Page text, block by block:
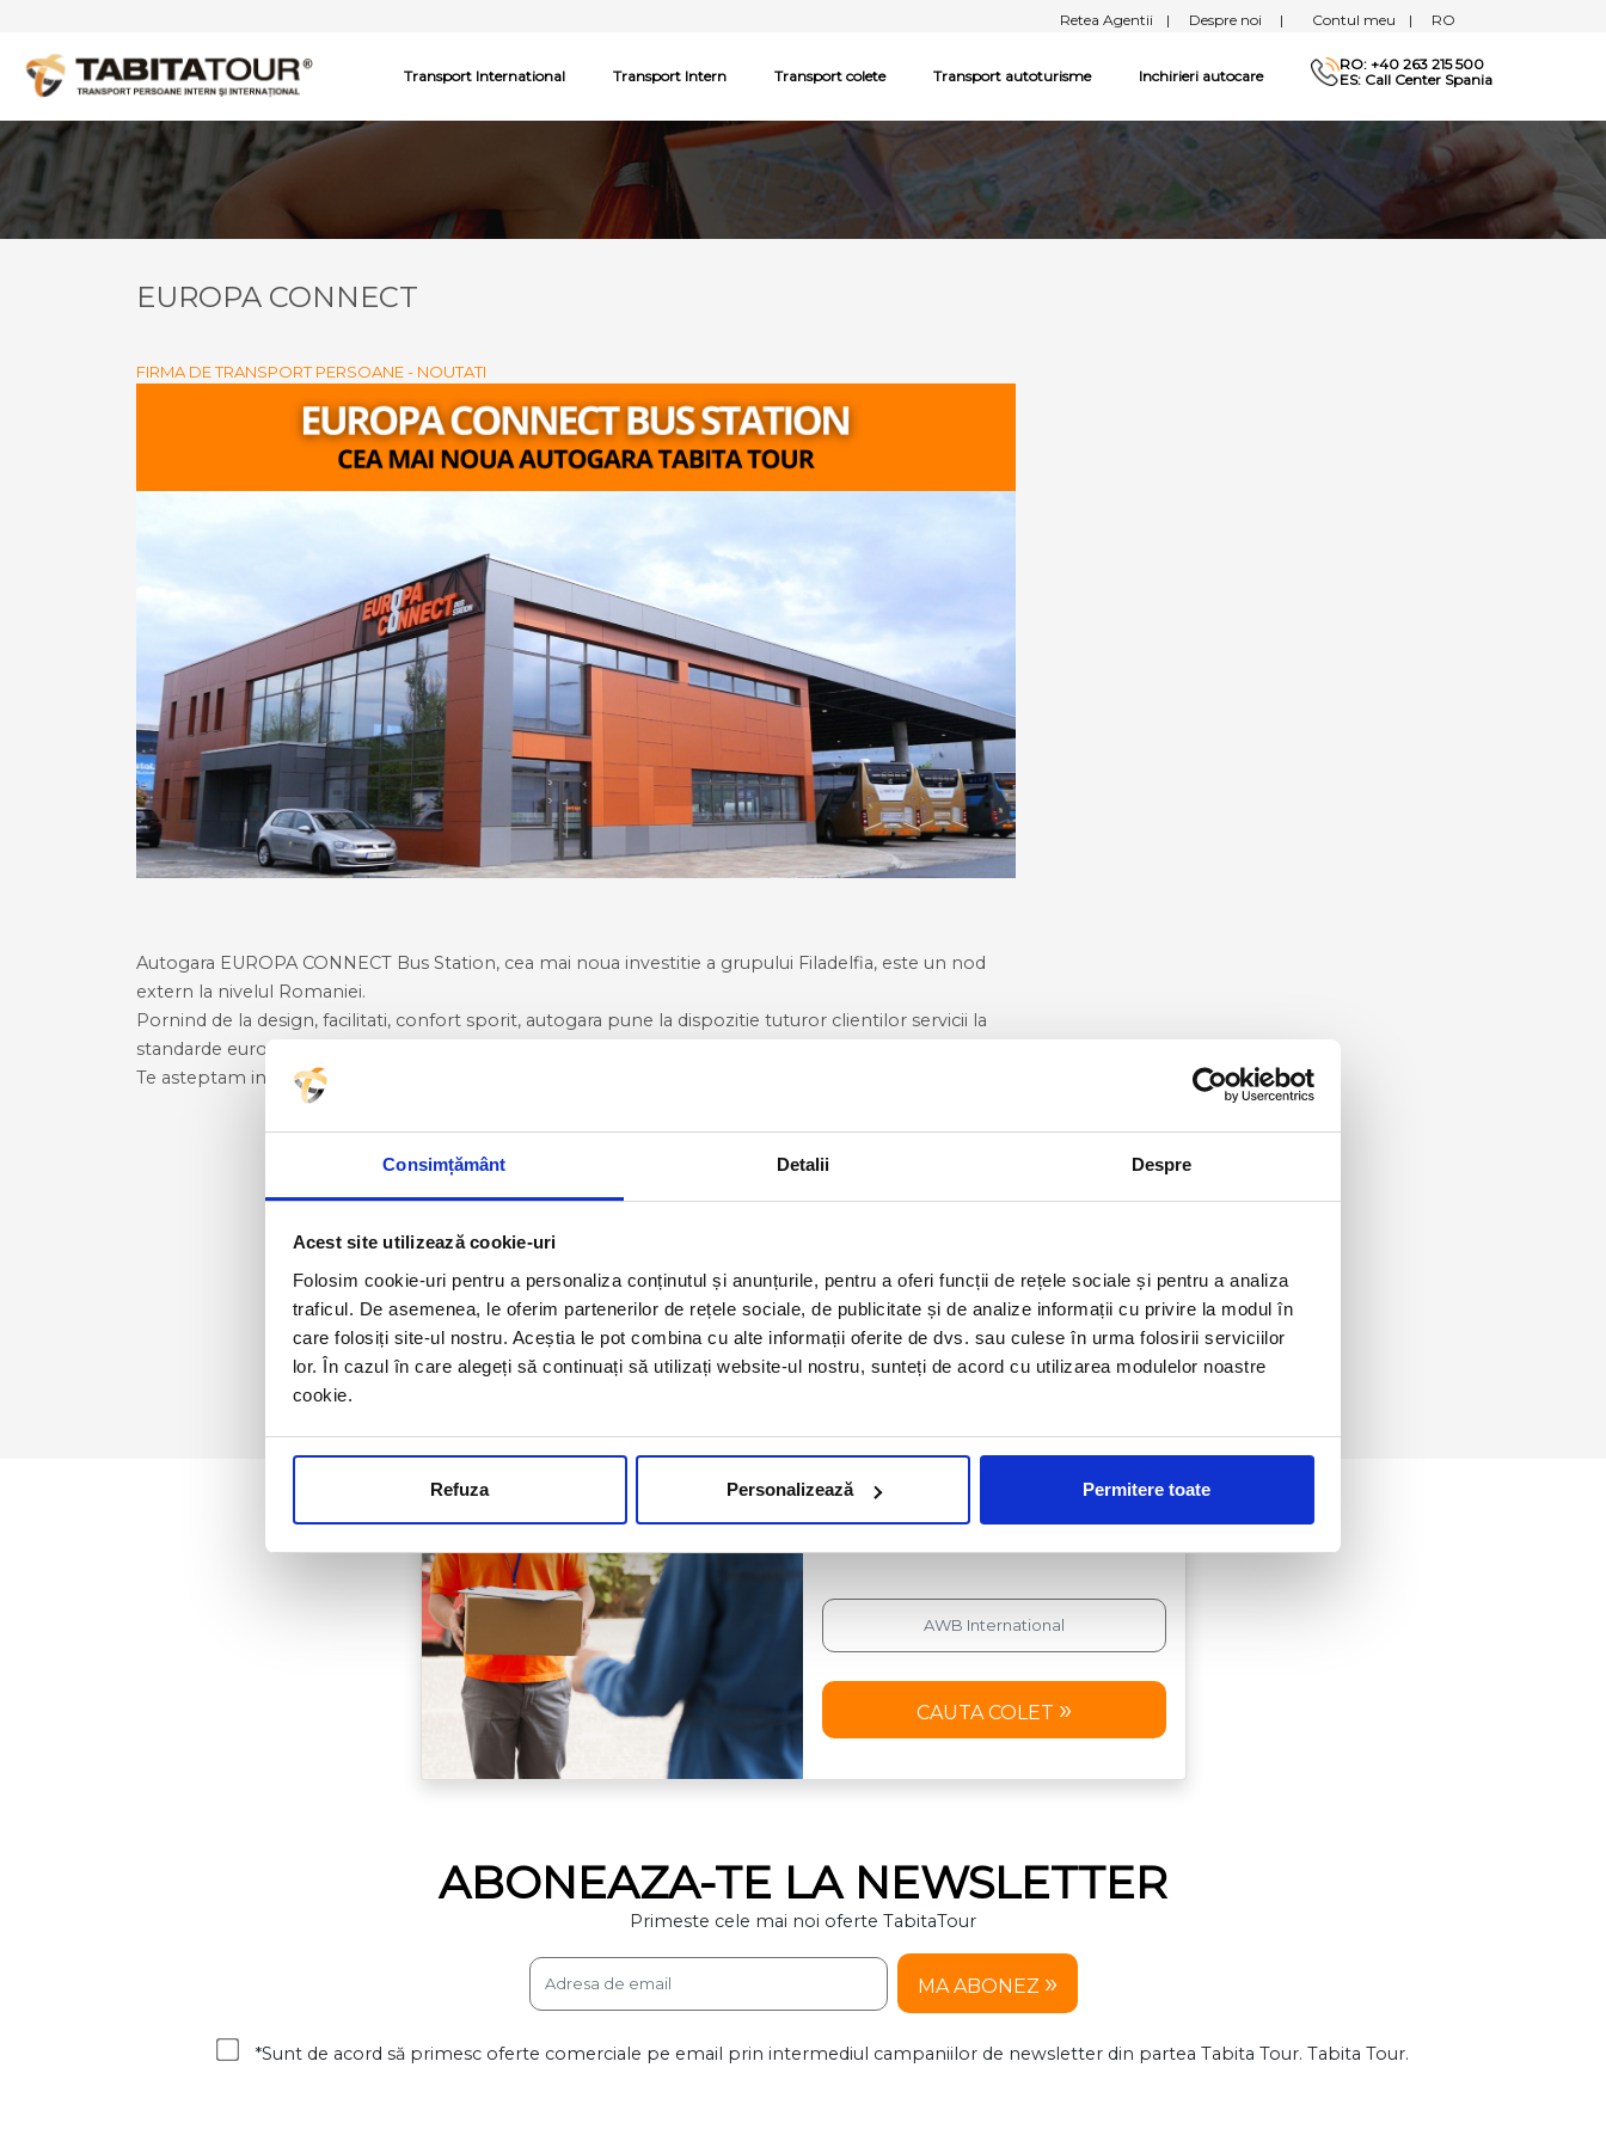
Consimțământ Detalii Despre
Acest site utilizează cookie-uri
Folosim cookie-uri pentru a personaliza conținutul și anunțurile, pentru a oferi funcții de rețele sociale și pentru a analiza
traficul. De asemenea, le oferim partenerilor de rețele sociale, de publicitate și de analize informații cu privire la modul în
care folosiți site-ul nostru. Aceștia le pot combina cu alte informații oferite de dvs. sau culese în urma folosirii serviciilor
lor. În cazul în care alegeți să continuați să utilizați website-ul nostru, sunteți de acord cu utilizarea modulelor noastre
cookie.
Refuza Personalizează Permitere toate
Retea Agentii | Despre noi | Contul meu | RO
Transport International Transport Intern Transport colete Transport autoturisme Inchirieri autocare
RO: +40 263 215 500
ES: Call Center Spania
EUROPA CONNECT
FIRMA DE TRANSPORT PERSOANE - NOUTATI
Autogara EUROPA CONNECT Bus Station, cea mai noua investitie a grupului Filadelfia, este un nod
extern la nivelul Romaniei.
Pornind de la design, facilitati, confort sporit, autogara pune la dispozitie tuturor clientilor servicii la
standarde europene.
Te asteptam in noua autogara din Arad, Calea Aurel Vlaicu, 275 B.
AWB TRACKING
VERIFICA LIVRARE
INTERNATIONALA
CAUTA COLET
ABONEAZA-TE LA NEWSLETTER
Primeste cele mai noi oferte TabitaTour
MA ABONEZ
*Sunt de acord să primesc oferte comerciale pe email prin intermediul campaniilor de newsletter din partea Tabita Tour. Tabita Tour.